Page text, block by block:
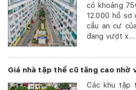
có khoảng
12.000 hồ sơ
cầu an cư
đang vượt x...
Giá nhà tập thể cũ tăng cao nhờ
Các khu tập